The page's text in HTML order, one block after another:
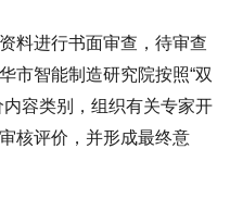
料进行书面审查，待审查
市智能制造研究院按照“双
容类别，组织有关专家开
核评价，并形成最终意